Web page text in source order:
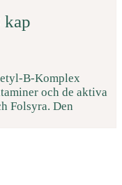
B-Komplex
och de aktiva
Folsyra. Den